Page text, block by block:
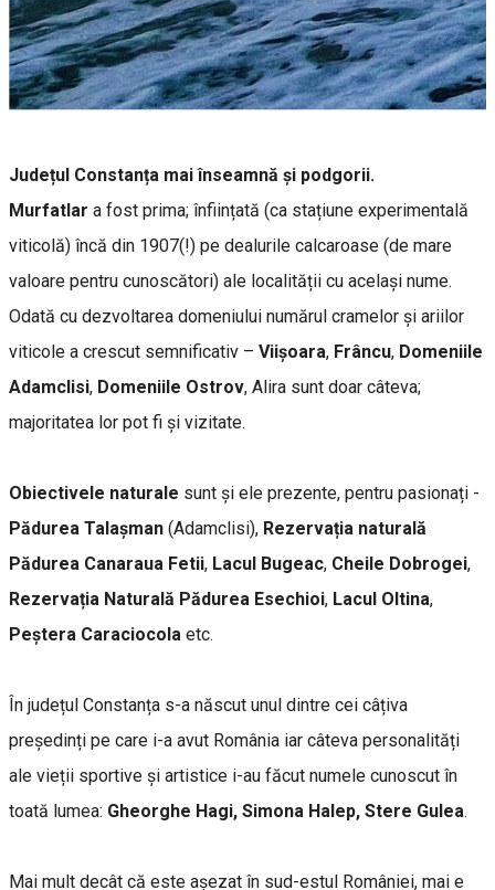
Județul Constanța mai înseamnă și podgorii.
Murfatlar a fost prima; înființată (ca stațiune experimentală
viticolă) încă din 1907(!) pe dealurile calcaroase (de mare
valoare pentru cunoscători) ale localității cu același nume.
Odată cu dezvoltarea domeniului numărul cramelor și ariilor
viticole a crescut semnificativ – Viișoara, Frâncu, Domeniile
Adamclisi, Domeniile Ostrov, Alira sunt doar câteva;
majoritatea lor pot fi și vizitate.
Obiectivele naturale sunt și ele prezente, pentru pasionați -
Pădurea Talașman (Adamclisi), Rezervația naturală
Pădurea Canaraua Fetii, Lacul Bugeac, Cheile Dobrogei,
Rezervația Naturală Pădurea Esechioi, Lacul Oltina,
Peștera Caraciocola etc.
În județul Constanța s-a născut unul dintre cei câțiva
președinți pe care i-a avut România iar câteva personalități
ale vieții sportive și artistice i-au făcut numele cunoscut în
toată lumea: Gheorghe Hagi, Simona Halep, Stere Gulea.
Mai mult decât că este așezat în sud-estul României, mai e